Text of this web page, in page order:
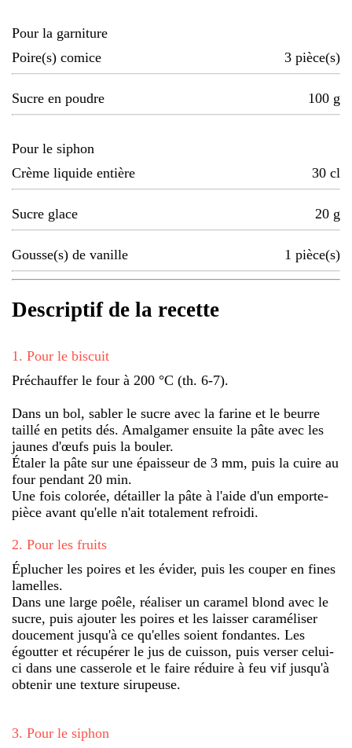
Pour la garniture
Poire(s) comice
3 pièce(s)
Sucre en poudre 100 g
Pour le siphon
Crème liquide entière
30 cl
Sucre glace 20 g
Gousse(s) de vanille 1 pièce(s)
Descriptif de la recette
1 . Pour le biscuit
Préchauffer le four à 200 °C (th. 6-7).
Dans un bol, sabler le sucre avec la farine et le beurre
taillé en petits dés. Amalgamer ensuite la pâte avec les
jaunes d'œufs puis la bouler.
Étaler la pâte sur une épaisseur de 3 mm, puis la cuire au
four pendant 20 min.
Une fois colorée, détailler la pâte à l'aide d'un emporte-
pièce avant qu'elle n'ait totalement refroidi.
2. Pour les fruits
Éplucher les poires et les évider, puis les couper en fines
lamelles.
Dans une large poêle, réaliser un caramel blond avec le
sucre, puis ajouter les poires et les laisser caraméliser
doucement jusqu'à ce qu'elles soient fondantes. Les
égoutter et récupérer le jus de cuisson, puis verser celui-
ci dans une casserole et le faire réduire à feu vif jusqu'à
obtenir une texture sirupeuse.
3. Pour le siphon